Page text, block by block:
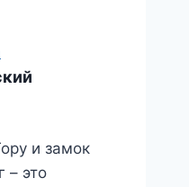
и замок
– это